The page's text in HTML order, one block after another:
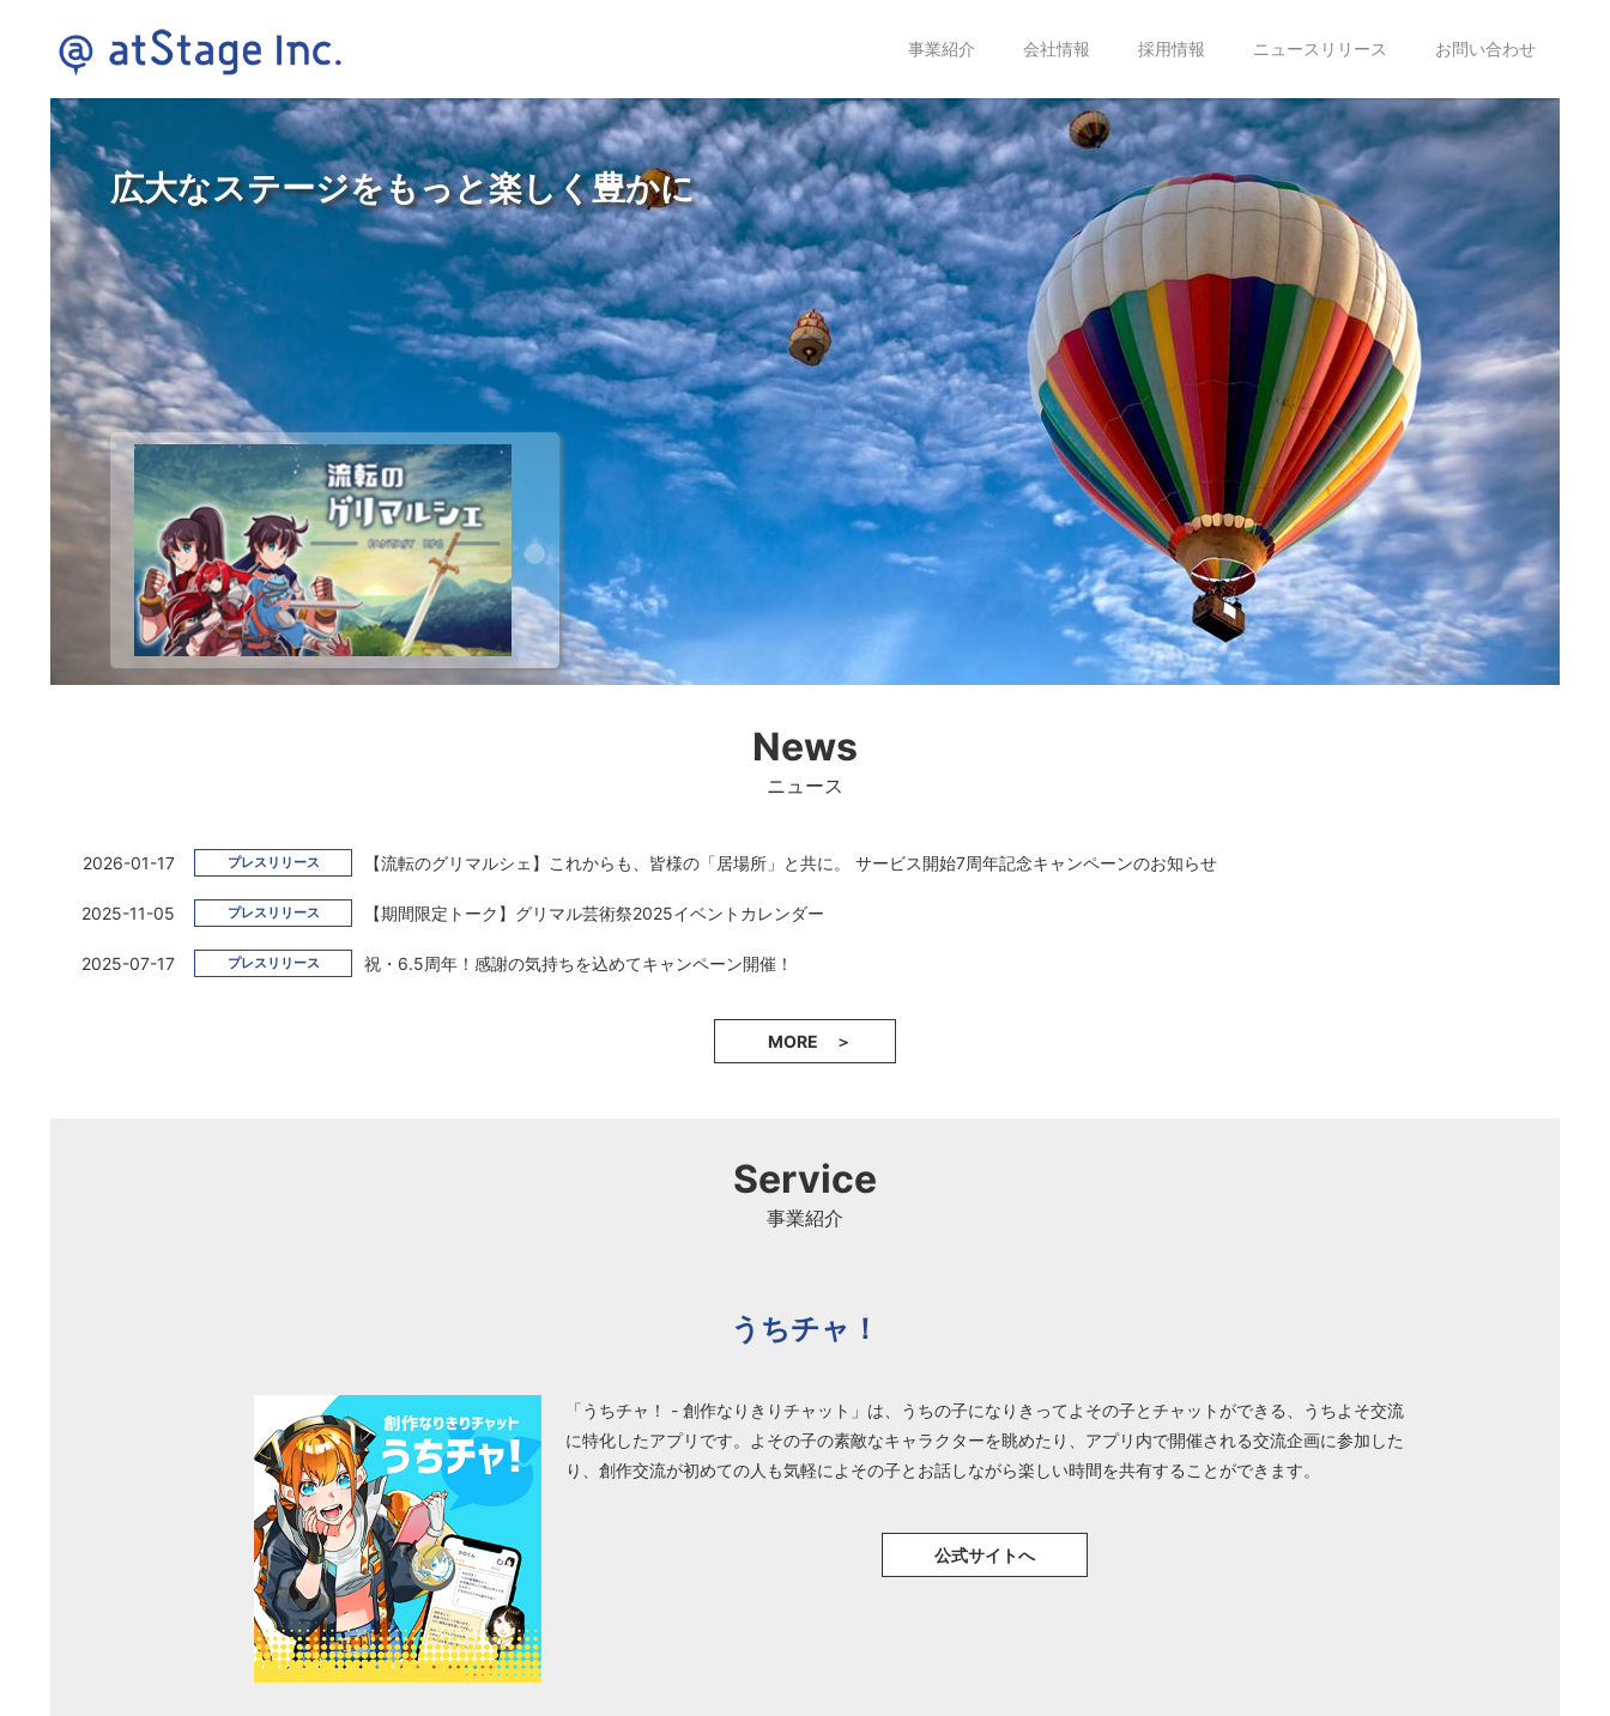
事業紹介 会社情報 採用情報 ニュースリリース お問い合わせ
広大なステージをもっと楽しく豊かに
News
ニュース
2026-01-17 プレスリリース 【流転のグリマルシェ】これからも、皆様の「居場所」と共に。 サービス開始7周年記念キャンペーンのお知らせ
2025-11-05 プレスリリース 【期間限定トーク】グリマル芸術祭2025イベントカレンダー
2025-07-17 プレスリリース 祝・6.5周年！感謝の気持ちを込めてキャンペーン開催！
MORE ＞
Service
事業紹介
うちチャ！
「うちチャ！ - 創作なりきりチャット」は、うちの子になりきってよその子とチャットができる、うちよそ交流
に特化したアプリです。よその子の素敵なキャラクターを眺めたり、アプリ内で開催される交流企画に参加した
り、創作交流が初めての人も気軽によその子とお話しながら楽しい時間を共有することができます。
公式サイトへ